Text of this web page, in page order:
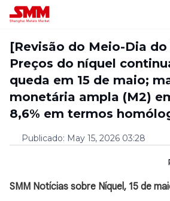
[Revisão do Meio-Dia
Preços do níquel
queda em 15 de maio;
monetária ampla (M2)
8,6% em termos
Publicado: May 15, 2026 03:28
SMM Notícias sobre Níquel, 15 de